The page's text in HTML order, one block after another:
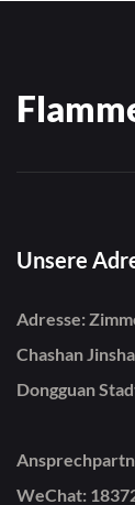
Unsere
Adresse:
Chashan
Dongguan
WeChat: